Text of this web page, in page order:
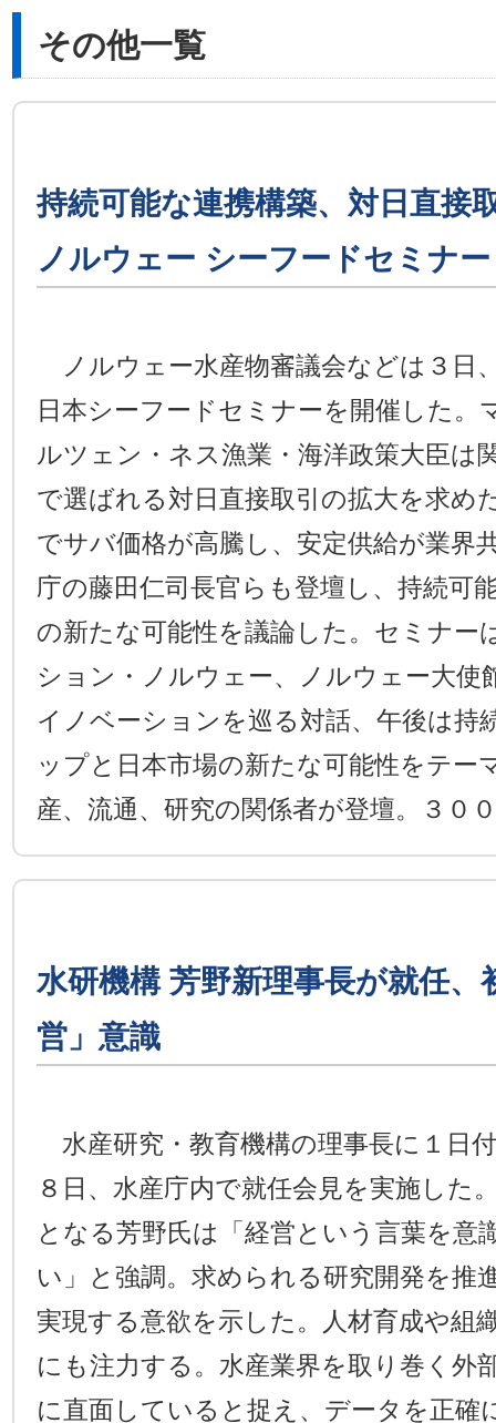
その他一覧
持続可能な連携構築、対日直接
ノルウェー シーフードセミナ
ノルウェー水産物審議会などは３日
日本シーフードセミナーを開催した。
ルツェン・ネス漁業・海洋政策大臣は
で選ばれる対日直接取引の拡大を求め
でサバ価格が高騰し、安定供給が業界
庁の藤田仁司長官らも登壇し、持続可
の新たな可能性を議論した。セミナー
ション・ノルウェー、ノルウェー大使
イノベーションを巡る対話、午後は持
ップと日本市場の新たな可能性をテー
産、流通、研究の関係者が登壇。３０
水研機構 芳野新理事長が就任、
営」意識
水産研究・教育機構の理事長に１日
８日、水産庁内で就任会見を実施した
となる芳野氏は「経営という言葉を意
い」と強調。求められる研究開発を推
実現する意欲を示した。人材育成や組
にも注力する。水産業界を取り巻く外
に直面していると捉え、データを正確